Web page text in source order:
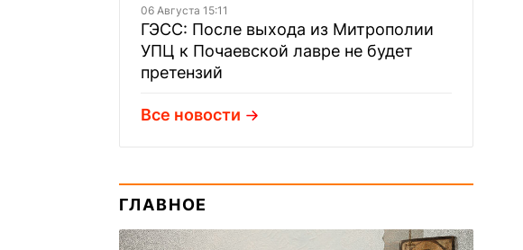
06 Августа 15:11
ГЭСС: После выхода из Митрополии
УПЦ к Почаевской лавре не будет
претензий
Все новости
ГЛАВНОЕ